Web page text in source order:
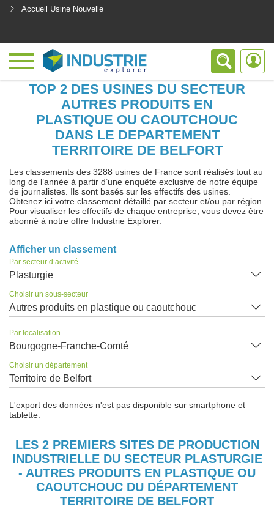
Accueil Usine Nouvelle
TOP 2 DES USINES DU SECTEUR
AUTRES PRODUITS EN
PLASTIQUE OU CAOUTCHOUC
DANS LE DEPARTEMENT
TERRITOIRE DE BELFORT
Les classements des 3288 usines de France sont réalisés tout au
long de l’année à partir d’une enquête exclusive de notre équipe
de journalistes. Ils sont basés sur les effectifs des usines.
Obtenez ici votre classement détaillé par secteur et/ou par région.
Pour visualiser les effectifs de chaque entreprise, vous devez être
abonné à notre offre Industrie Explorer.
Afficher un classement
Par secteur d’activité
Plasturgie
Choisir un sous-secteur
Autres produits en plastique ou caoutchouc
Par localisation
Bourgogne-Franche-Comté
Choisir un département
Territoire de Belfort
L'export des données n'est pas disponible sur smartphone et
tablette.
LES 2 PREMIERS SITES DE PRODUCTION
INDUSTRIELLE DU SECTEUR PLASTURGIE
- AUTRES PRODUITS EN PLASTIQUE OU
CAOUTCHOUC DU DÉPARTEMENT
TERRITOIRE DE BELFORT